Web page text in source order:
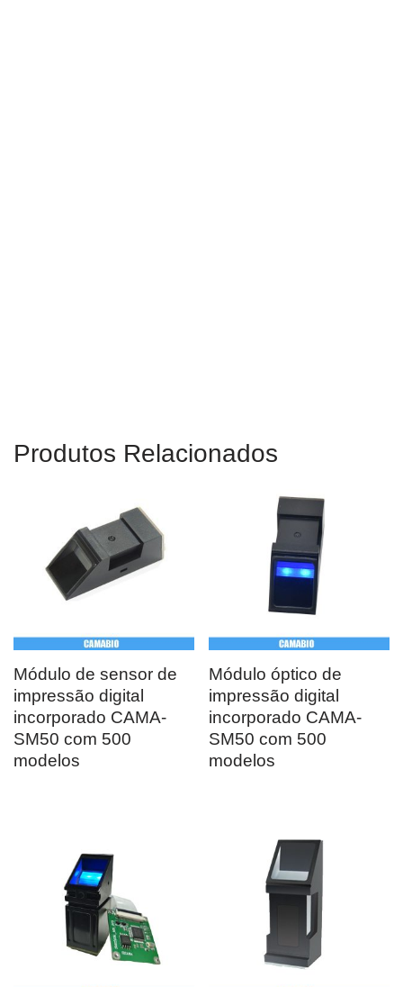
Produtos Relacionados
Módulo de sensor de
impressão digital
incorporado CAMA-
SM50 com 500
modelos
Módulo óptico de
impressão digital
incorporado CAMA-
SM50 com 500
modelos